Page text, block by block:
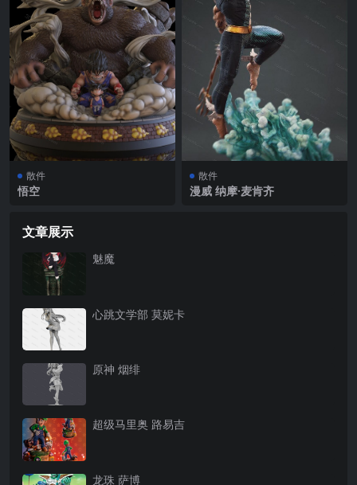
散件
悟空
散件
漫威 纳摩·麦肯齐
文章展示
魅魔
心跳文学部 莫妮卡
原神 烟绯
超级马里奥 路易吉
龙珠 萨博